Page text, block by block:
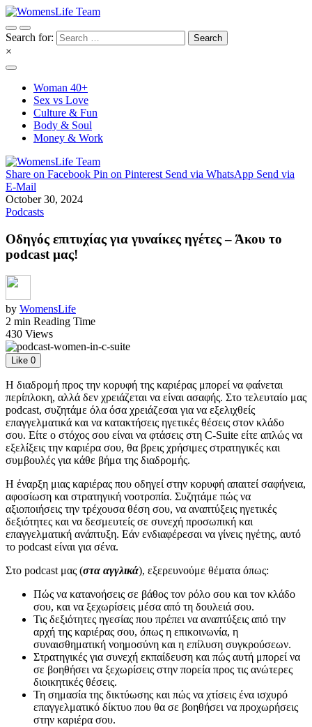
Search for:
×
Woman 40+
Sex vs Love
Culture & Fun
Body & Soul
Money & Work
Share on Facebook Pin on Pinterest Send via WhatsApp Send via
E-Mail
October 30, 2024
Podcasts
Οδηγός επιτυχίας για γυναίκες ηγέτες – Άκου το
podcast μας!
by WomensLife
2 min Reading Time
430 Views
Like 0
Η διαδρομή προς την κορυφή της καριέρας μπορεί να φαίνεται
περίπλοκη, αλλά δεν χρειάζεται να είναι ασαφής. Στο τελευταίο μας
podcast, συζητάμε όλα όσα χρειάζεσαι για να εξελιχθείς
επαγγελματικά και να κατακτήσεις ηγετικές θέσεις στον κλάδο
σου. Είτε ο στόχος σου είναι να φτάσεις στη C-Suite είτε απλώς να
εξελίξεις την καριέρα σου, θα βρεις χρήσιμες στρατηγικές και
συμβουλές για κάθε βήμα της διαδρομής.
Η έναρξη μιας καριέρας που οδηγεί στην κορυφή απαιτεί σαφήνεια,
αφοσίωση και στρατηγική νοοτροπία. Συζητάμε πώς να
αξιοποιήσεις την τρέχουσα θέση σου, να αναπτύξεις ηγετικές
δεξιότητες και να δεσμευτείς σε συνεχή προσωπική και
επαγγελματική ανάπτυξη. Εάν ενδιαφέρεσαι να γίνεις ηγέτης, αυτό
το podcast είναι για σένα.
Στο podcast μας (στα αγγλικά), εξερευνούμε θέματα όπως:
Πώς να κατανοήσεις σε βάθος τον ρόλο σου και τον κλάδο
σου, και να ξεχωρίσεις μέσα από τη δουλειά σου.
Τις δεξιότητες ηγεσίας που πρέπει να αναπτύξεις από την
αρχή της καριέρας σου, όπως η επικοινωνία, η
συναισθηματική νοημοσύνη και η επίλυση συγκρούσεων.
Στρατηγικές για συνεχή εκπαίδευση και πώς αυτή μπορεί να
σε βοηθήσει να ξεχωρίσεις στην πορεία προς τις ανώτερες
διοικητικές θέσεις.
Τη σημασία της δικτύωσης και πώς να χτίσεις ένα ισχυρό
επαγγελματικό δίκτυο που θα σε βοηθήσει να προχωρήσεις
στην καριέρα σου.